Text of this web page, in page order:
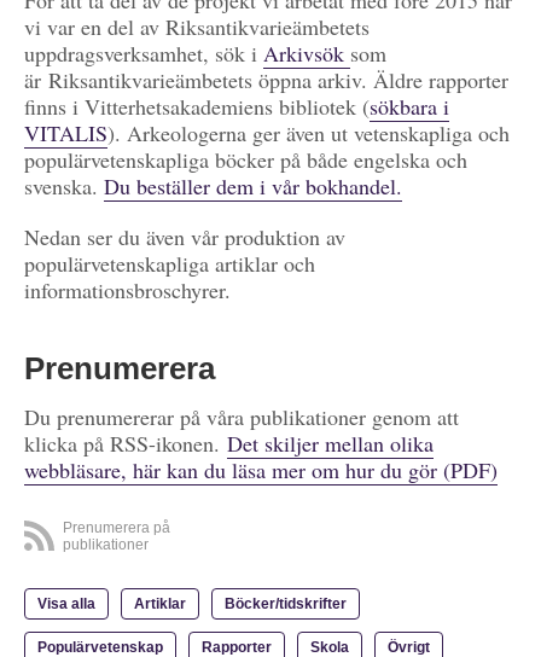
vi var en del av Riksantikvarieämbetets
uppdragsverksamhet, sök i Arkivsök som
är Riksantikvarieämbetets öppna arkiv. Äldre rapporter
finns i Vitterhetsakademiens bibliotek (sökbara i
VITALIS). Arkeologerna ger även ut vetenskapliga och
populärvetenskapliga böcker på både engelska och
svenska. Du beställer dem i vår bokhandel.
Nedan ser du även vår produktion av
populärvetenskapliga artiklar och
informationsbroschyrer.
Prenumerera
Du prenumererar på våra publikationer genom att
klicka på RSS-ikonen. Det skiljer mellan olika
webbläsare, här kan du läsa mer om hur du gör (PDF)
Prenumerera på
publikationer
Visa alla Artiklar Böcker/tidskrifter
Populärvetenskap Rapporter Skola Övrigt